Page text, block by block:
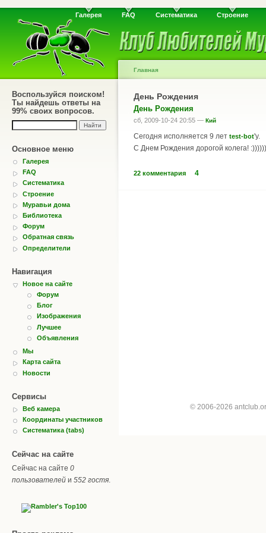
Галерея FAQ Систематика Строение
Воспользуйся поиском!
Ты найдешь ответы на
99% своих вопросов.
Основное меню
Галерея
FAQ
Систематика
Строение
Муравьи дома
Библиотека
Форум
Обратная связь
Определители
Навигация
Новое на сайте
Форум
Блог
Изображения
Лучшее
Объявления
Мы
Карта сайта
Новости
Сервисы
Веб камера
Координаты участников
Систематика (tabs)
Сейчас на сайте
Сейчас на сайте 0
пользователей и 552 гостя
Главная
День Рождения
День Рождения
сб, 2009-10-24 20:55 — Кий
Сегодня исполняется 9 лет test-bot'у.
С Днем Рождения дорогой колега!
22 комментария 4
© 2006-2026